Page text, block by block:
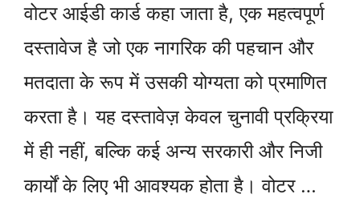
वोटर आईडी कार्ड कहा जाता है, एक महत्वपूर्ण
दस्तावेज है जो एक नागरिक की पहचान और
मतदाता के रूप में उसकी योग्यता को प्रमाणित
करता है। यह दस्तावेज़ केवल चुनावी प्रक्रिया
में ही नहीं, बल्कि कई अन्य सरकारी और निजी
कार्यों के लिए भी आवश्यक होता है। वोटर …